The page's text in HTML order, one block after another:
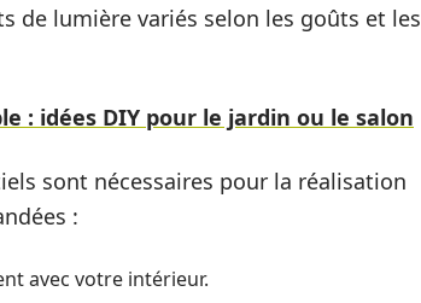
de lumière variés selon les goûts et les
: idées DIY pour le jardin ou le salon
sont nécessaires pour la réalisation
:
avec votre intérieur.